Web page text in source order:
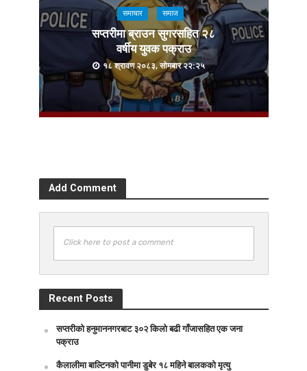
समाचार समाज
सप्तरीमा ब्राउन सुगरसहित २८
वर्षीय युवक पक्राउ
१८ श्रावण २०८३, सोमबार २२:२५
Add Comment
Click here to post a comment
Recent Posts
सप्तरीको हनुमाननगरबाट ३०२ किलो बढी गाँजासहित एक जना
पक्राउ
कैलालीमा बाल्टिनको पानीमा डुबेर १८ महिने बालकको मृत्यु